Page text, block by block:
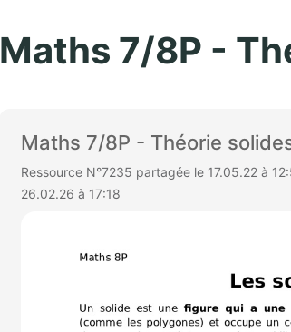
Maths 7/8P -
Maths 7/8P - Théorie
Ressource N°7235 partagée le 17.05.22 à
26.02.26 à 17:18